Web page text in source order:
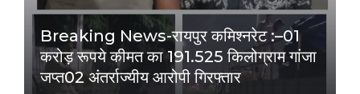
Breaking News-रायपुर कमिश्नरेट :–01
करोड़ रूपये कीमत का 191.525 किलोग्राम गांजा
जप्त02 अंतर्राज्यीय आरोपी गिरफ्तार